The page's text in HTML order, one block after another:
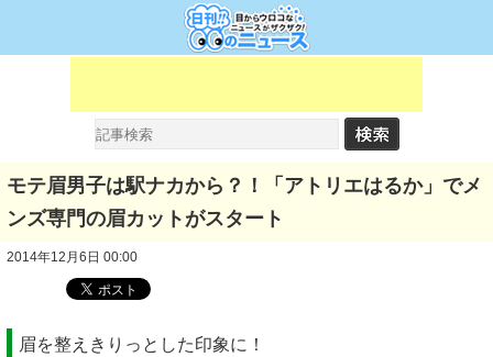
モテ眉男子は駅ナカから？！「アトリエはるか」でメ
ンズ専門の眉カットがスタート
2014年12月6日 00:00
眉を整えきりっとした印象に！